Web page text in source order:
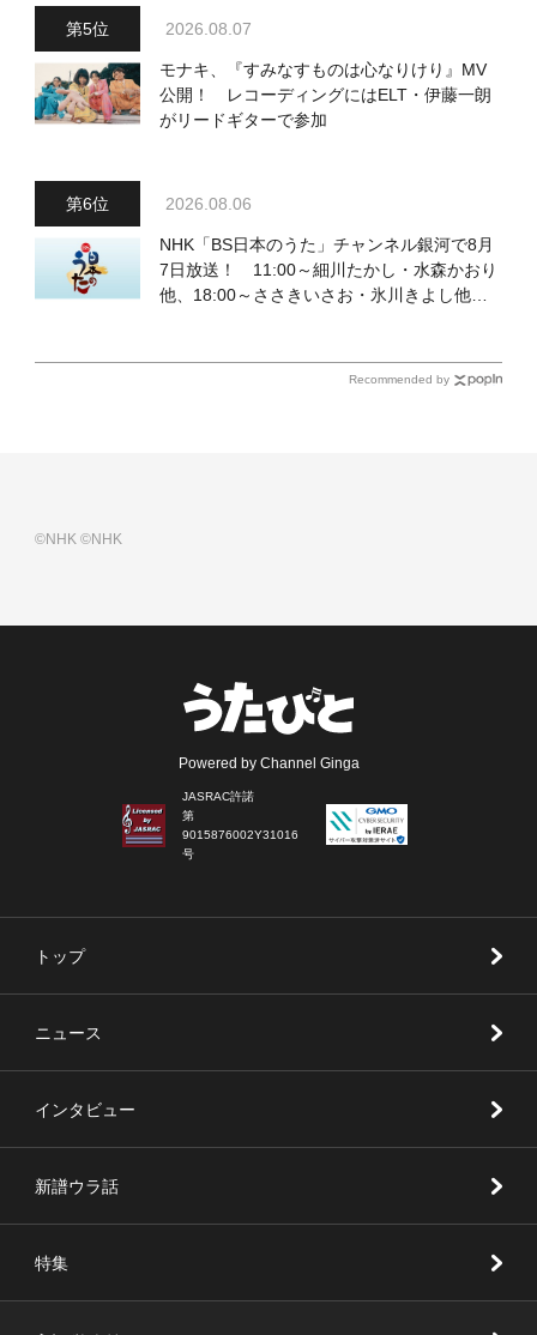
2026.08.07
モナキ、『すみなすものは心なりけり』MV
公開！ レコーディングにはELT・伊藤一朗
がリードギターで参加
2026.08.06
NHK「BS日本のうた」チャンネル銀河で8月
7日放送！ 11:00～細川たかし・水森かおり
他、18:00～ささきいさお・氷川きよし他登
Recommended by
©NHK©NHK
Powered by Channel Ginga
JASRAC許諾
第
9015876002Y31016
号
トップ
ニュース
インタビュー
新譜ウラ話
特集